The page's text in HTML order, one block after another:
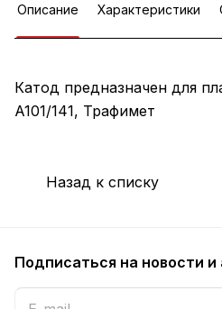
Описание Характеристики
Катод предназначен для
A101/141, Трафимет
Назад к списку
Подписаться на новости и